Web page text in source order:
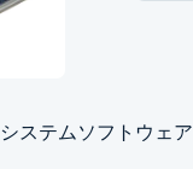
システムソフトウェア